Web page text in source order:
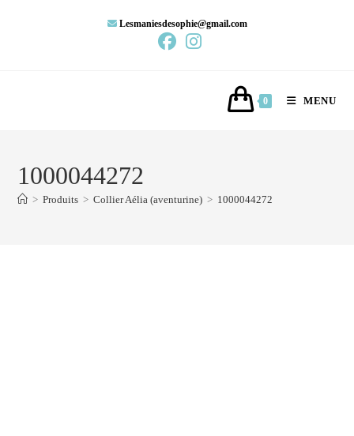
Lesmaniesdesophie@gmail.com
0 MENU
1000044272
> Produits > Collier Aélia (aventurine) > 1000044272